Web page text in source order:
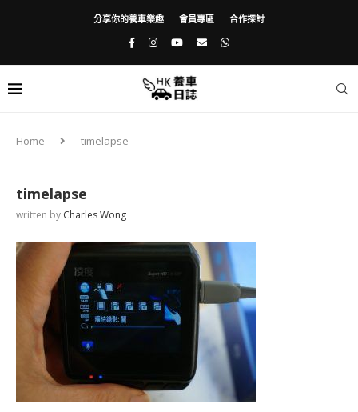
分享你的養車樂趣 會員專區 合作探討
Home timelapse
timelapse
written by Charles Wong